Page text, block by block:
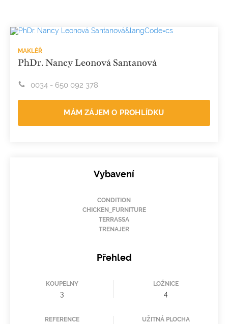
MAKLÉŘ
PhDr. Nancy Leonová Santanová
0034 - 650 092 378
MÁM ZÁJEM O PROHLÍDKU
Vybavení
CONDITION
CHICKEN_FURNITURE
TERRASSA
TRENAJER
Přehled
KOUPELNY
3
LOŽNICE
4
REFERENCE UŽITNÁ PLOCHA